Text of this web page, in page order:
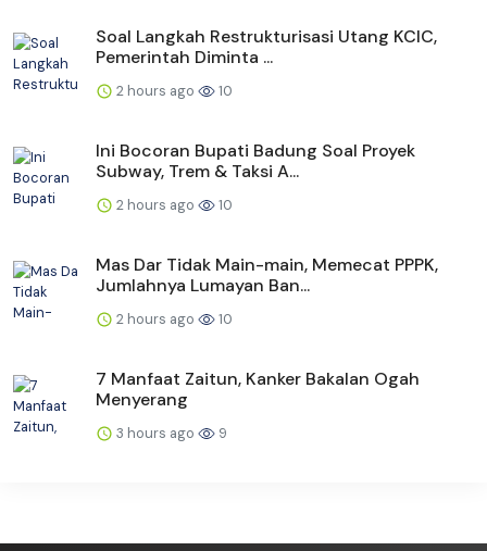
Soal Langkah Restrukturisasi Utang KCIC,
Pemerintah Diminta ...
2 hours ago 10
Ini Bocoran Bupati Badung Soal Proyek
Subway, Trem & Taksi A...
2 hours ago 10
Mas Dar Tidak Main-main, Memecat PPPK,
Jumlahnya Lumayan Ban...
2 hours ago 10
7 Manfaat Zaitun, Kanker Bakalan Ogah
Menyerang
3 hours ago 9